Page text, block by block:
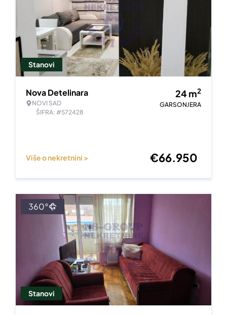
Stanovi
Nova Detelinara
NOVI SAD
ŠIFRA: #572428
24m2
GARSONJERA
Više o nekretnini > €66.950
Stanovi
360°